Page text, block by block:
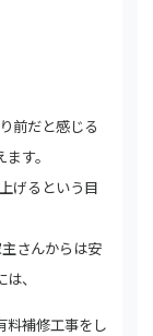
前だと感じる
す。
げるという目
さんからは安
、
料補修工事をし